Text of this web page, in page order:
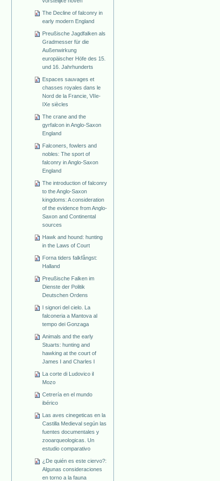
The Decline of falconry in
early modern England
Preußische Jagdfalken als
Gradmesser für die
Außenwirkung
europäischer Höfe des 15.
und 16. Jahrhunderts
Espaces sauvages et
chasses royales dans le
Nord de la Francie, VIIe-
IXe siècles
The crane and the
gyrfalcon in Anglo-Saxon
England
Falconers, fowlers and
nobles: The sport of
falconry in Anglo-Saxon
England
The introduction of falconry
to the Anglo-Saxon
kingdoms: A consideration
of the evidence from Anglo-
Saxon and Continental
sources
Hawk and hound: hunting
in the Laws of Court
Forna tiders falkfångst:
Halland
Preußische Falken im
Dienste der Politik
Deutschen Ordens
I signori del cielo. La
falconeria a Mantova al
tempo dei Gonzaga
Animals and the early
Stuarts: hunting and
hawking at the court of
James I and Charles I
La corte di Ludovico il
Mozo
Cetrería en el mundo
ibérico
Las aves cinegeticas en la
Castilla Medieval según las
fuentes documentales y
zooarqueologicas. Un
estudio comparativo
¿De quién es este ciervo?:
Algunas consideraciones
en torno a la fauna